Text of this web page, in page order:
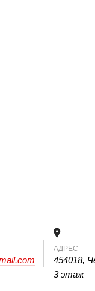
АДРЕС
454018,
3 этаж